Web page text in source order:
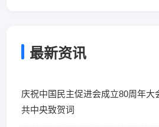
最新资讯
庆祝中国民主促进会成立80周年大
共中央致贺词